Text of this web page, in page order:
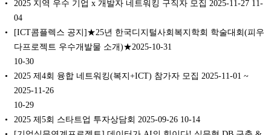
2025 지역 우수 기업 x 개발자 네트워킹 구직자 모집 2025-11-27 11-
04
[ICT콤플렉스 공지]★25년 한국디지털사회복지학회 학술대회(피우
다프로젝트 우수개발물 소개)★2025-10-31
10-30
2025 제4회 융합 네트워킹(복지+ICT) 참가자 모집 2025-11-01 ~
2025-11-26
10-29
2025 제5회 스타트업 투자상담회 2025-09-26 10-14